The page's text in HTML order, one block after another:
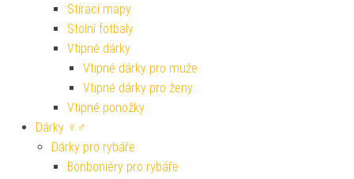
Stírací mapy
Stolní fotbaly
Vtipné dárky
Vtipné dárky pro muže
Vtipné dárky pro ženy
Vtipné ponožky
Dárky ♀♂
Dárky pro rybáře
Bonboniéry pro rybáře